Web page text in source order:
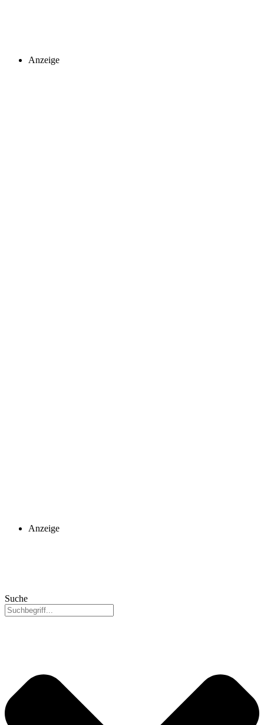
Anzeige
Anzeige
Suche